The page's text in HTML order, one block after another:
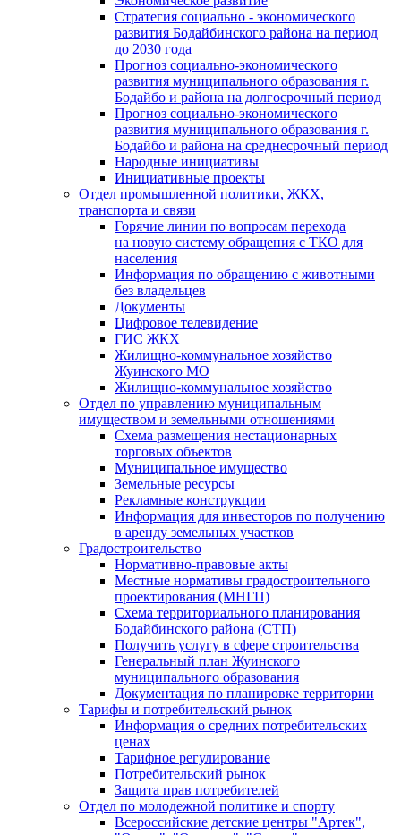
Стратегия социально - экономического
развития Бодайбинского района на период
до 2030 года
Прогноз социально-экономического
развития муниципального образования г.
Бодайбо и района на долгосрочный период
Прогноз социально-экономического
развития муниципального образования г.
Бодайбо и района на среднесрочный период
Народные инициативы
Инициативные проекты
Отдел промышленной политики, ЖКХ,
транспорта и связи
Горячие линии по вопросам перехода
на новую систему обращения с ТКО для
населения
Информация по обращению с животными
без владельцев
Документы
Цифровое телевидение
ГИС ЖКХ
Жилищно-коммунальное хозяйство
Жуинского МО
Жилищно-коммунальное хозяйство
Отдел по управлению муниципальным
имуществом и земельными отношениями
Схема размещения нестационарных
торговых объектов
Муниципальное имущество
Земельные ресурсы
Рекламные конструкции
Информация для инвесторов по получению
в аренду земельных участков
Градостроительство
Нормативно-правовые акты
Местные нормативы градостроительного
проектирования (МНГП)
Схема территориального планирования
Бодайбинского района (СТП)
Получить услугу в сфере строительства
Генеральный план Жуинского
муниципального образования
Документация по планировке территории
Тарифы и потребительский рынок
Информация о средних потребительских
ценах
Тарифное регулирование
Потребительский рынок
Защита прав потребителей
Отдел по молодежной политике и спорту
Всероссийские детские центры "Артек",